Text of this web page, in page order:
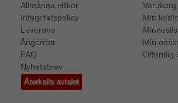
Allmänna villkor
Integritetspolicy
Leverans
Ångerrätt
FAQ
Nyhetsbrev
Återkalla avtalet
Varukorg
Mitt konto
Min
Offentlig